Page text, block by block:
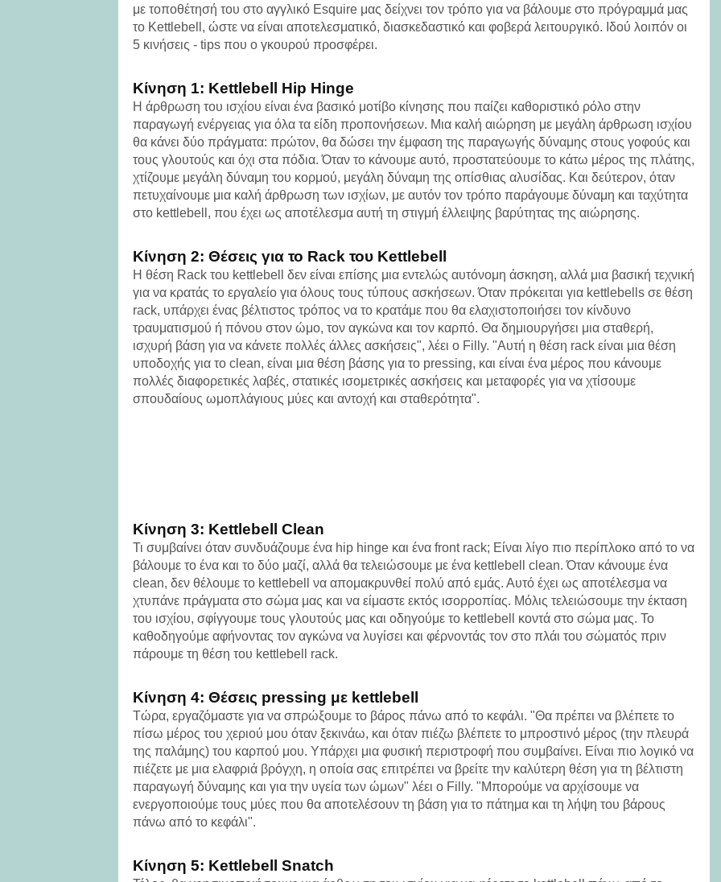
με τοποθέτησή του στο αγγλικό Esquire μας δείχνει τον τρόπο για να βάλουμε στο πρόγραμμά μας
το Kettlebell, ώστε να είναι αποτελεσματικό, διασκεδαστικό και φοβερά λειτουργικό. Ιδού λοιπόν οι
5 κινήσεις - tips που ο γκουρού προσφέρει.
Κίνηση 1: Kettlebell Hip Hinge
Η άρθρωση του ισχίου είναι ένα βασικό μοτίβο κίνησης που παίζει καθοριστικό ρόλο στην
παραγωγή ενέργειας για όλα τα είδη προπονήσεων. Μια καλή αιώρηση με μεγάλη άρθρωση ισχίου
θα κάνει δύο πράγματα: πρώτον, θα δώσει την έμφαση της παραγωγής δύναμης στους γοφούς και
τους γλουτούς και όχι στα πόδια. Όταν το κάνουμε αυτό, προστατεύουμε το κάτω μέρος της πλάτης,
χτίζουμε μεγάλη δύναμη του κορμού, μεγάλη δύναμη της οπίσθιας αλυσίδας. Και δεύτερον, όταν
πετυχαίνουμε μια καλή άρθρωση των ισχίων, με αυτόν τον τρόπο παράγουμε δύναμη και ταχύτητα
στο kettlebell, που έχει ως αποτέλεσμα αυτή τη στιγμή έλλειψης βαρύτητας της αιώρησης.
Κίνηση 2: Θέσεις για το Rack του Kettlebell
Η θέση Rack του kettlebell δεν είναι επίσης μια εντελώς αυτόνομη άσκηση, αλλά μια βασική τεχνική
για να κρατάς το εργαλείο για όλους τους τύπους ασκήσεων. Όταν πρόκειται για kettlebells σε θέση
rack, υπάρχει ένας βέλτιστος τρόπος να το κρατάμε που θα ελαχιστοποιήσει τον κίνδυνο
τραυματισμού ή πόνου στον ώμο, τον αγκώνα και τον καρπό. Θα δημιουργήσει μια σταθερή,
ισχυρή βάση για να κάνετε πολλές άλλες ασκήσεις", λέει ο Filly. "Αυτή η θέση rack είναι μια θέση
υποδοχής για το clean, είναι μια θέση βάσης για το pressing, και είναι ένα μέρος που κάνουμε
πολλές διαφορετικές λαβές, στατικές ισομετρικές ασκήσεις και μεταφορές για να χτίσουμε
σπουδαίους ωμοπλάγιους μύες και αντοχή και σταθερότητα".
Κίνηση 3: Kettlebell Clean
Τι συμβαίνει όταν συνδυάζουμε ένα hip hinge και ένα front rack; Είναι λίγο πιο περίπλοκο από το να
βάλουμε το ένα και το δύο μαζί, αλλά θα τελειώσουμε με ένα kettlebell clean. Όταν κάνουμε ένα
clean, δεν θέλουμε το kettlebell να απομακρυνθεί πολύ από εμάς. Αυτό έχει ως αποτέλεσμα να
χτυπάνε πράγματα στο σώμα μας και να είμαστε εκτός ισορροπίας. Μόλις τελειώσουμε την έκταση
του ισχίου, σφίγγουμε τους γλουτούς μας και οδηγούμε το kettlebell κοντά στο σώμα μας. Το
καθοδηγούμε αφήνοντας τον αγκώνα να λυγίσει και φέρνοντάς τον στο πλάι του σώματός πριν
πάρουμε τη θέση του kettlebell rack.
Κίνηση 4: Θέσεις pressing με kettlebell
Τώρα, εργαζόμαστε για να σπρώξουμε το βάρος πάνω από το κεφάλι. "Θα πρέπει να βλέπετε το
πίσω μέρος του χεριού μου όταν ξεκινάω, και όταν πιέζω βλέπετε το μπροστινό μέρος (την πλευρά
της παλάμης) του καρπού μου. Υπάρχει μια φυσική περιστροφή που συμβαίνει. Είναι πιο λογικό να
πιέζετε με μια ελαφριά βρόγχη, η οποία σας επιτρέπει να βρείτε την καλύτερη θέση για τη βέλτιστη
παραγωγή δύναμης και για την υγεία των ώμων" λέει ο Filly. "Μπορούμε να αρχίσουμε να
ενεργοποιούμε τους μύες που θα αποτελέσουν τη βάση για το πάτημα και τη λήψη του βάρους
πάνω από το κεφάλι".
Κίνηση 5: Kettlebell Snatch